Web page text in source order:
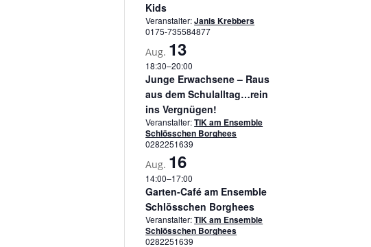
Kids
Veranstalter:Janis Krebbers
0175-735584877
Aug. 13
18:30–20:00
Junge Erwachsene – Raus
aus dem Schulalltag…rein
ins Vergnügen!
Veranstalter:TIK am Ensemble
Schlösschen Borghees
0282251639
Aug. 16
14:00–17:00
Garten-Café am Ensemble
Schlösschen Borghees
Veranstalter:TIK am Ensemble
Schlösschen Borghees
0282251639